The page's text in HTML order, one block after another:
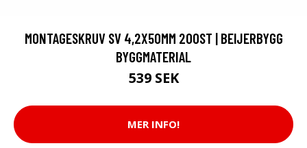
MONTAGESKRUV SV 4,2X50MM 200ST | BEIJERBYGG
BYGGMATERIAL
539 SEK
MER INFO!